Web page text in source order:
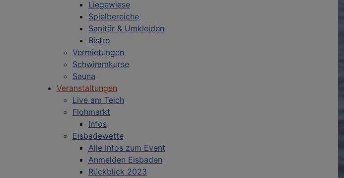
Liegewiese
Spielbereiche
Sanitär & Umkleiden
Bistro
Vermietungen
Schwimmkurse
Sauna
Veranstaltungen
Live am Teich
Flohmarkt
Infos
Eisbadewette
Alle Infos zum Event
Anmelden Eisbaden
Rückblick 2023